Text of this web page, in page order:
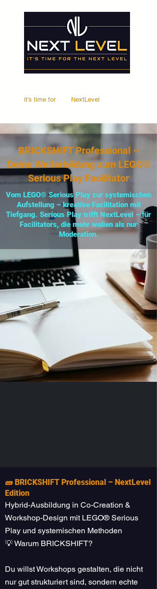
it's time for NextLevel
BRICKSHIFT Professional –
Deine Weiterbildung zum LEGO®
Serious Play Facilitator
Vom LEGO® Serious Play zur systemischen
Aufstellung – kreative Facilitation mit
Tiefgang. Serious Play trifft NextLevel – für
Facilitators, die mehr wollen als nur
Moderation.
🧱 BRICKSHIFT Professional – NextLevel
Edition
Hybrid-Ausbildung in Co-Creation &
Workshop-Design mit LEGO® Serious
Play und systemischen Methoden
💡 Warum BRICKSHIFT?
Du willst Workshops gestalten, die nicht
nur gut strukturiert sind, sondern echte